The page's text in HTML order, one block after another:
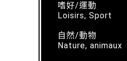
嗜好/運動
Loisirs, Sport
自然/動物
Nature, animaux